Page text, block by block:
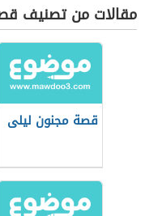
مقالات من تصنيف
قصة مجنون ليلى